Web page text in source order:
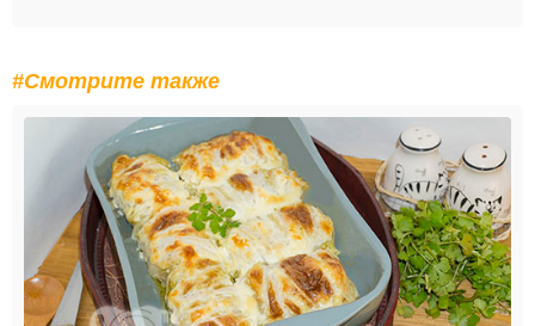
#Смотрите также